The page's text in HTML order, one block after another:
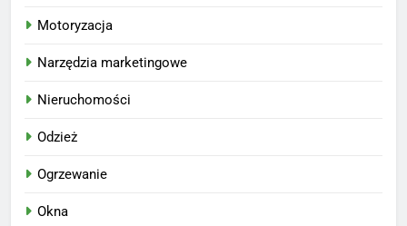
Motoryzacja
Narzędzia marketingowe
Nieruchomości
Odzież
Ogrzewanie
Okna